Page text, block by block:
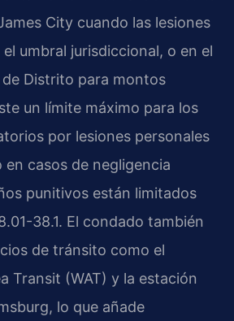
City cuando las lesiones
umbral jurisdiccional, o en el
de Distrito para montos
un límite máximo para los
por lesiones personales
en casos de negligencia
punitivos están limitados
38.1. El condado también
de tránsito como el
Transit (WAT) y la estación
lo que añade